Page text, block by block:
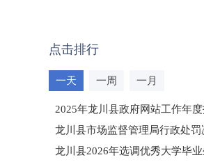
点击排行
一天 一周 一月
2025年龙川县政府网站工作年
龙川县市场监督管理局行政处
龙川县2026年选调优秀大学毕